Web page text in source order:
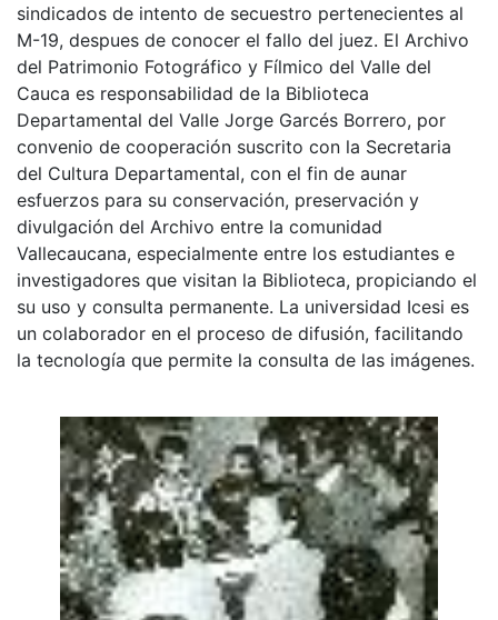
sindicados de intento de secuestro pertenecientes al
M-19, despues de conocer el fallo del juez. El Archivo
del Patrimonio Fotográfico y Fílmico del Valle del
Cauca es responsabilidad de la Biblioteca
Departamental del Valle Jorge Garcés Borrero, por
convenio de cooperación suscrito con la Secretaria
del Cultura Departamental, con el fin de aunar
esfuerzos para su conservación, preservación y
divulgación del Archivo entre la comunidad
Vallecaucana, especialmente entre los estudiantes e
investigadores que visitan la Biblioteca, propiciando el
su uso y consulta permanente. La universidad Icesi es
un colaborador en el proceso de difusión, facilitando
la tecnología que permite la consulta de las imágenes.